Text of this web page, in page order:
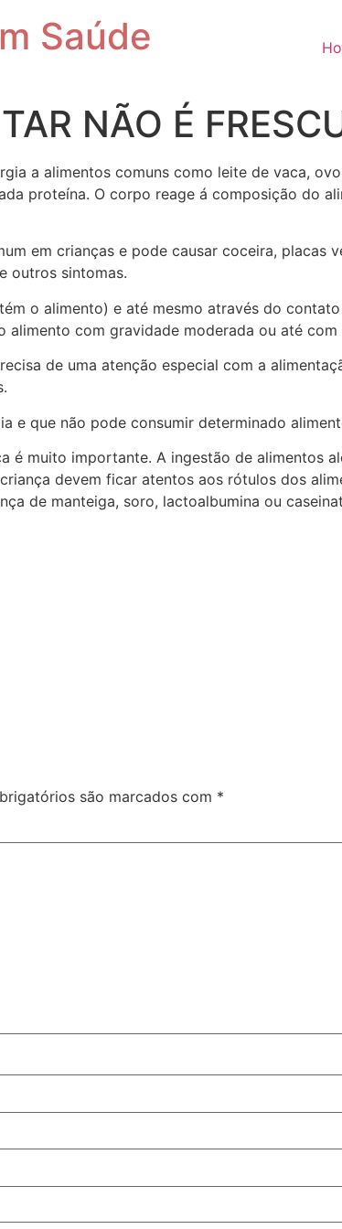
Saúde
NÃO É
a alimentos comuns como leite de vaca,
proteína. O corpo reage á composição do
em crianças e pode causar coceira, placas
outros sintomas.
o alimento) e até mesmo através do
com gravidade moderada ou até com
de uma atenção especial com a
e que não pode consumir determinado
é muito importante. A ingestão de alimentos
devem ficar atentos aos rótulos dos
de manteiga, soro, lactoalbumina ou
são marcados com *